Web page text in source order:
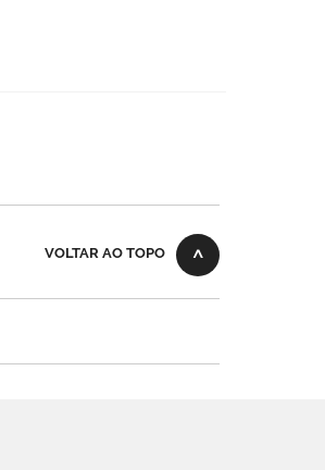
VOLTAR AO TOPO